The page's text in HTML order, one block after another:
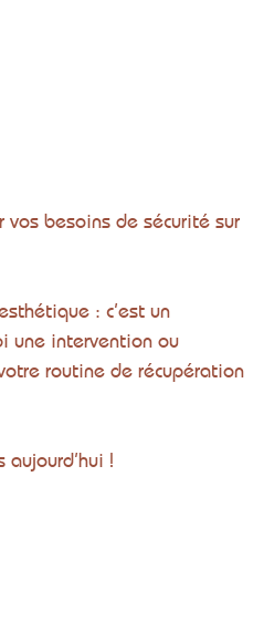
besoins de sécurité sur
: c’est un
une intervention ou
routine de récupération
!